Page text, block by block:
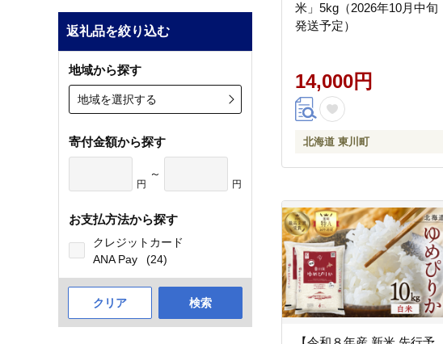
返礼品を絞り込む
地域から探す
地域を選択する
寄付金額から探す
円
～
円
お支払方法から探す
クレジットカード
ANA Pay
(24)
クリア 検索
米」5kg（2026年10月中旬
発送予定）
14,000円
北海道 東川町